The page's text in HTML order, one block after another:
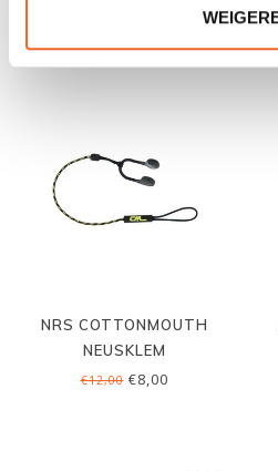
NRS COTTONMOUTH
NEUSKLEM
€12,00€8,00